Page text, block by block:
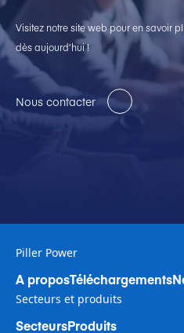
Visitez notre site web pour en savoir
dès aujourd’hui !
Nous contacter
Piller Power
A proposTéléchargements
Secteurs et produits
SecteursProduits